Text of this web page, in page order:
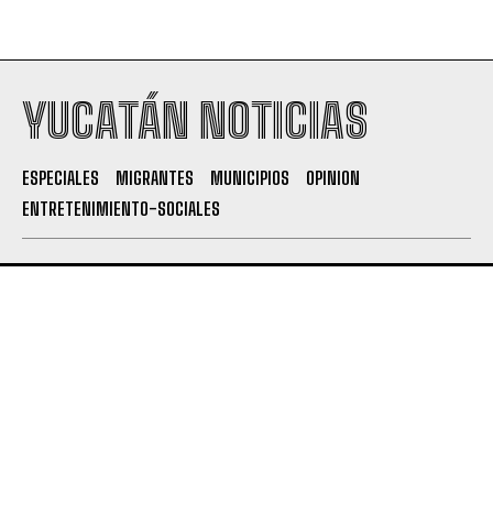
YUCATÁN NOTICIAS
ESPECIALES MIGRANTES MUNICIPIOS
OPINION
ENTRETENIMIENTO-SOCIALES